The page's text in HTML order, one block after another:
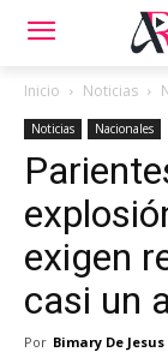
Inicio Noticias
Noticias Nacionales
exigen
casi un
Por Bimary De